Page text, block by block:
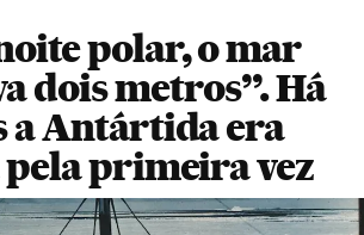
polar, o mar
dois metros”. Há
a Antártida era
primeira vez